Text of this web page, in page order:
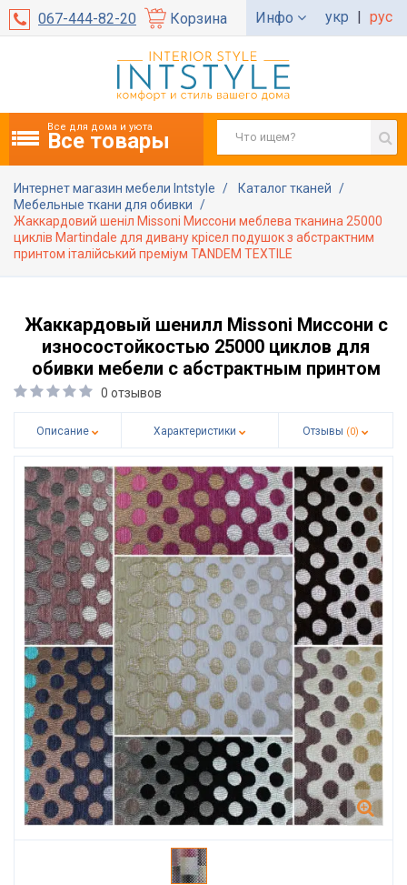
067-444-82-20 Корзина Инфо укр | рус
Все для дома и уюта
Все товары
Интернет магазин мебели Intstyle
Каталог тканей
Мебельные ткани для обивки
Жаккардовий шеніл Missoni Миссони меблева тканина 25000
циклів Martindale для дивану крісел подушок з абстрактним
принтом італійський преміум TANDEM TEXTILE
Жаккардовый шенилл Missoni Миссони с
износостойкостью 25000 циклов для
обивки мебели с абстрактным принтом
0 отзывов
Описание Характеристики Отзывы (0)